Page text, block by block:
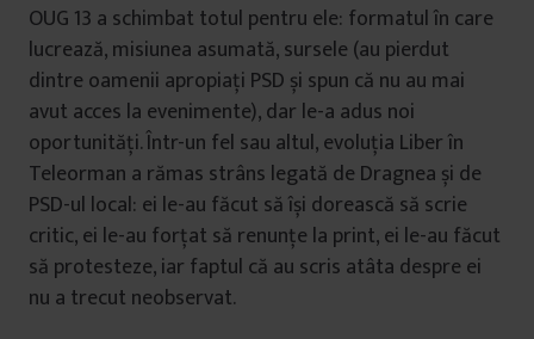
OUG 13 a schimbat totul pentru ele: formatul în care
lucrează, misiunea asumată, sursele (au pierdut
dintre oamenii apropiați PSD și spun că nu au mai
avut acces la evenimente), dar le-a adus noi
oportunități. Într-un fel sau altul, evoluția Liber în
Teleorman a rămas strâns legată de Dragnea și de
PSD-ul local: ei le-au făcut să își dorească să scrie
critic, ei le-au forțat să renunțe la print, ei le-au făcut
să protesteze, iar faptul că au scris atâta despre ei
nu a trecut neobservat.